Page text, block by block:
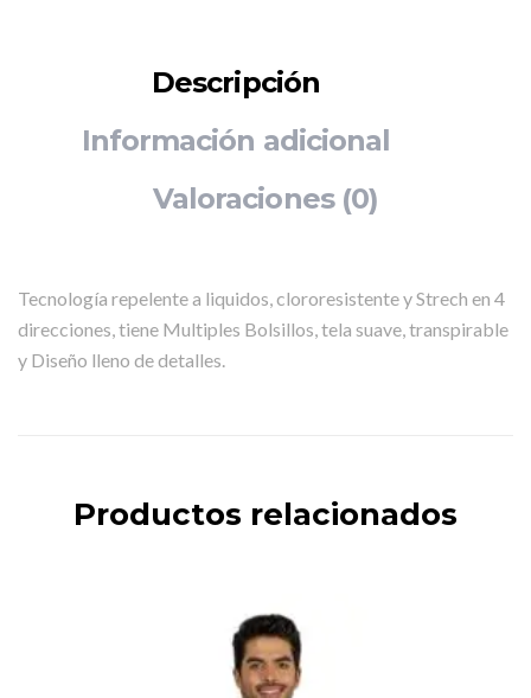
Descripción
Información adicional
Valoraciones (0)
Tecnología repelente a liquidos, clororesistente y Strech en 4
direcciones, tiene Multiples Bolsillos, tela suave, transpirable
y Diseño lleno de detalles.
Productos relacionados